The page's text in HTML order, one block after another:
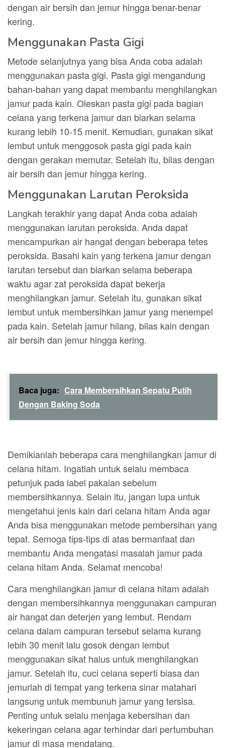
dengan air bersih dan jemur hingga benar-benar
kering.
Menggunakan Pasta Gigi
Metode selanjutnya yang bisa Anda coba adalah
menggunakan pasta gigi. Pasta gigi mengandung
bahan-bahan yang dapat membantu menghilangkan
jamur pada kain. Oleskan pasta gigi pada bagian
celana yang terkena jamur dan biarkan selama
kurang lebih 10-15 menit. Kemudian, gunakan sikat
lembut untuk menggosok pasta gigi pada kain
dengan gerakan memutar. Setelah itu, bilas dengan
air bersih dan jemur hingga kering.
Menggunakan Larutan Peroksida
Langkah terakhir yang dapat Anda coba adalah
menggunakan larutan peroksida. Anda dapat
mencampurkan air hangat dengan beberapa tetes
peroksida. Basahi kain yang terkena jamur dengan
larutan tersebut dan biarkan selama beberapa
waktu agar zat peroksida dapat bekerja
menghilangkan jamur. Setelah itu, gunakan sikat
lembut untuk membersihkan jamur yang menempel
pada kain. Setelah jamur hilang, bilas kain dengan
air bersih dan jemur hingga kering.
Baca juga: Cara Membersihkan Sepatu Putih
Dengan Baking Soda
Demikianlah beberapa cara menghilangkan jamur di
celana hitam. Ingatlah untuk selalu membaca
petunjuk pada label pakaian sebelum
membersihkannya. Selain itu, jangan lupa untuk
mengetahui jenis kain dari celana hitam Anda agar
Anda bisa menggunakan metode pembersihan yang
tepat. Semoga tips-tips di atas bermanfaat dan
membantu Anda mengatasi masalah jamur pada
celana hitam Anda. Selamat mencoba!
Cara menghilangkan jamur di celana hitam adalah
dengan membersihkannya menggunakan campuran
air hangat dan deterjen yang lembut. Rendam
celana dalam campuran tersebut selama kurang
lebih 30 menit lalu gosok dengan lembut
menggunakan sikat halus untuk menghilangkan
jamur. Setelah itu, cuci celana seperti biasa dan
jemurlah di tempat yang terkena sinar matahari
langsung untuk membunuh jamur yang tersisa.
Penting untuk selalu menjaga kebersihan dan
kekeringan celana agar terhindar dari pertumbuhan
jamur di masa mendatang.